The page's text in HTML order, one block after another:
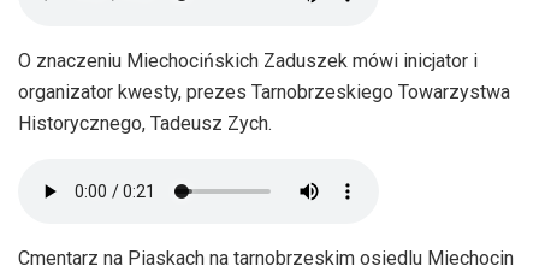
O znaczeniu Miechocińskich Zaduszek mówi inicjator i
organizator kwesty, prezes Tarnobrzeskiego Towarzystwa
Historycznego, Tadeusz Zych.
Cmentarz na Piaskach na tarnobrzeskim osiedlu Miechocin